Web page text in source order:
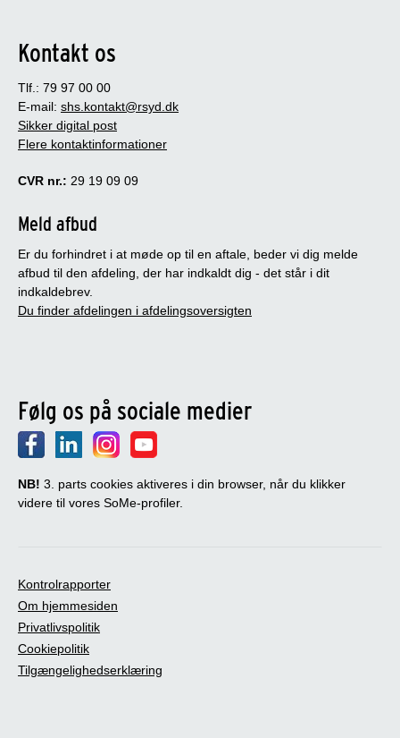
Kontakt os
Tlf.: 79 97 00 00
E-mail: shs.kontakt@rsyd.dk
Sikker digital post
Flere kontaktinformationer
CVR nr.: 29 19 09 09
Meld afbud
Er du forhindret i at møde op til en aftale, beder vi dig melde
afbud til den afdeling, der har indkaldt dig - det står i dit
indkaldebrev.
Du finder afdelingen i afdelingsoversigten
Følg os på sociale medier
NB! 3. parts cookies aktiveres i din browser, når du klikker
videre til vores SoMe-profiler.
Kontrolrapporter
Om hjemmesiden
Privatlivspolitik
Cookiepolitik
Tilgængelighedserklæring